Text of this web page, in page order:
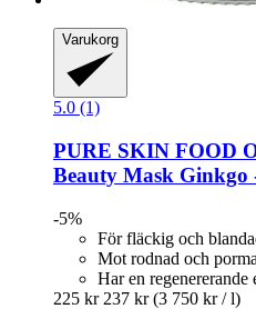
Varukorg
5.0 (1)
PURE SKIN FOOD
Beauty Mask Ginkgo
-5%
För fläckig och
Mot rodnad och
Har en regenererande
225 kr 237 kr (3 750 kr / l)